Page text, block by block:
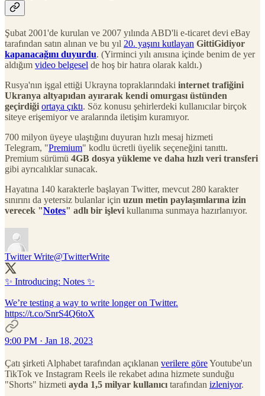
Şubat 2001'de kurulan ve 2007 yılında ABD'li e-ticaret devi eBay
tarafından satın alınan ve bu yıl 20. yaşını kutlayan GittiGidiyor
kapanacağını duyurdu. (Yirminci yılı anısına içinde benim de yer
aldığım video belgesel de hoş bir hatıra olarak kaldı.)
Rusya'nın işgal ettiği Ukrayna topraklarındaki internet trafiğini
Ukranya altyapıdan ayırarak kendi omurgası üstünden
geçirdiği ortaya çıktı. Söz konusu şehirlerdeki kullanıcılar birçok
siteye erişemiyor ve aralarında iletişim kuramıyor.
700 milyon üyeye ulaştığını duyuran hızlı mesaj hizmeti
Telegram, "Premium" kodlu ücretli üyelik seçeneğini tanıttı.
Premium sürümü 4GB dosya yükleme ve daha hızlı veri transferi
gibi ayrıcalıklar sunacak.
Hayatına 140 karakterle başlayan Twitter, mevcut 280 karakter
sınırını da yetersiz bulanlar için uzun metin paylaşımlarına izin
verecek "Notes" adlı bir işlevi kullanıma sunmaya hazırlanıyor.
Twitter Write@TwitterWrite
✨ Introducing: Notes ✨
We’re testing a way to write longer on Twitter.
https://t.co/SnrS4Q6toX
9:00 PM · Jan 18, 2023
Çatı şirketi Alphabet tarafından açıklanan verilere göreYoutube'un
TikTok ve Instagram Reels ile rekabet adına hizmete sunduğu
"Shorts" hizmeti ayda 1,5 milyar kullanıcı tarafından izleniyor.